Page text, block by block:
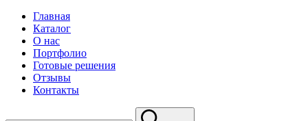
Главная
Каталог
О нас
Портфолио
Готовые решения
Отзывы
Контакты